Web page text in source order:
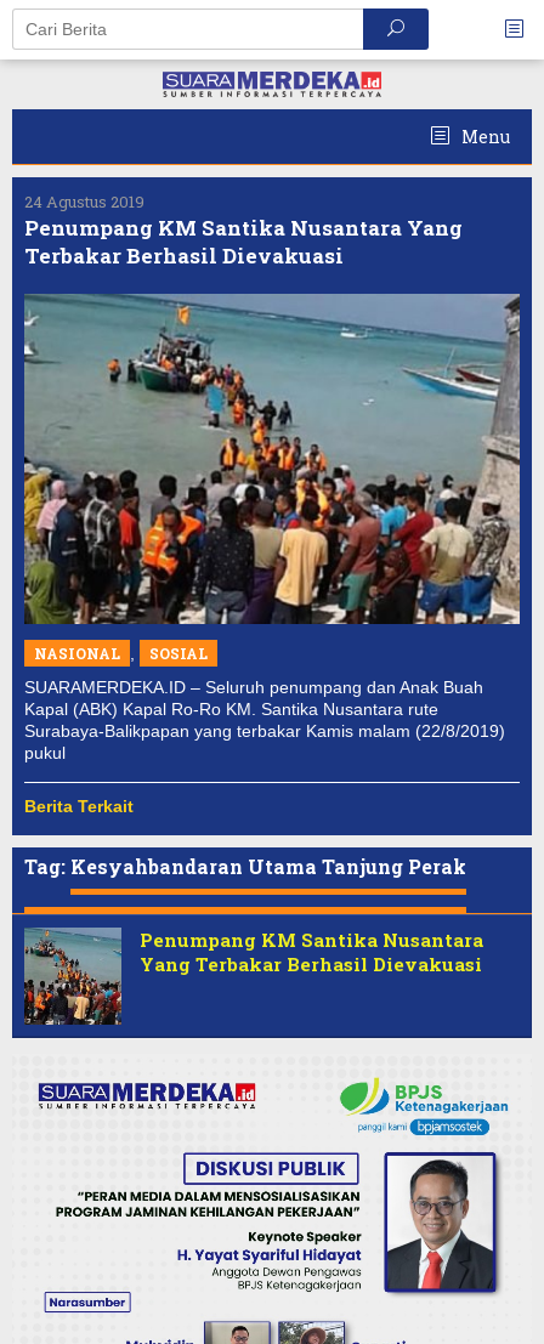
Skip
content
Menu
24 Agustus 2019
Penumpang KM Santika Nusantara Yang
Terbakar Berhasil Dievakuasi
NASIONAL ,
SOSIAL
SUARAMERDEKA.ID – Seluruh penumpang dan Anak Buah
Kapal (ABK) Kapal Ro-Ro KM. Santika Nusantara rute
Surabaya-Balikpapan yang terbakar Kamis malam (22/8/2019)
pukul
Berita Terkait
Tag: Kesyahbandaran Utama Tanjung Perak
Penumpang KM Santika Nusantara
Yang Terbakar Berhasil Dievakuasi